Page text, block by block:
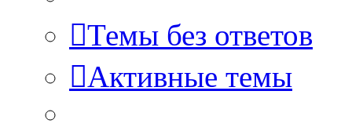
Темы без ответов
Активные темы